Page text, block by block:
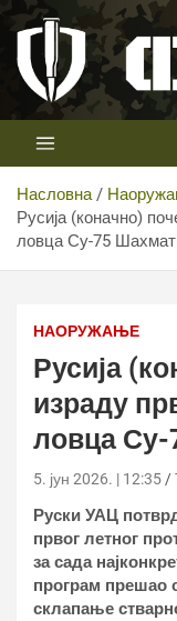
Скип
цонтент
Први војни канал у
Насловна
Русија (коначно)
ловца Су-75 Шахмат
НАОРУЖАЊЕ
Русија
израду
ловца
5. јун 2026. | 12:35
Руски УАЦ
првог летног
за сада
програм прешао
склапање